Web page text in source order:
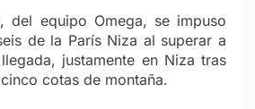
del equipo Omega, se impuso
de la París Niza al superar a
justamente en Niza tras
cotas de montaña.